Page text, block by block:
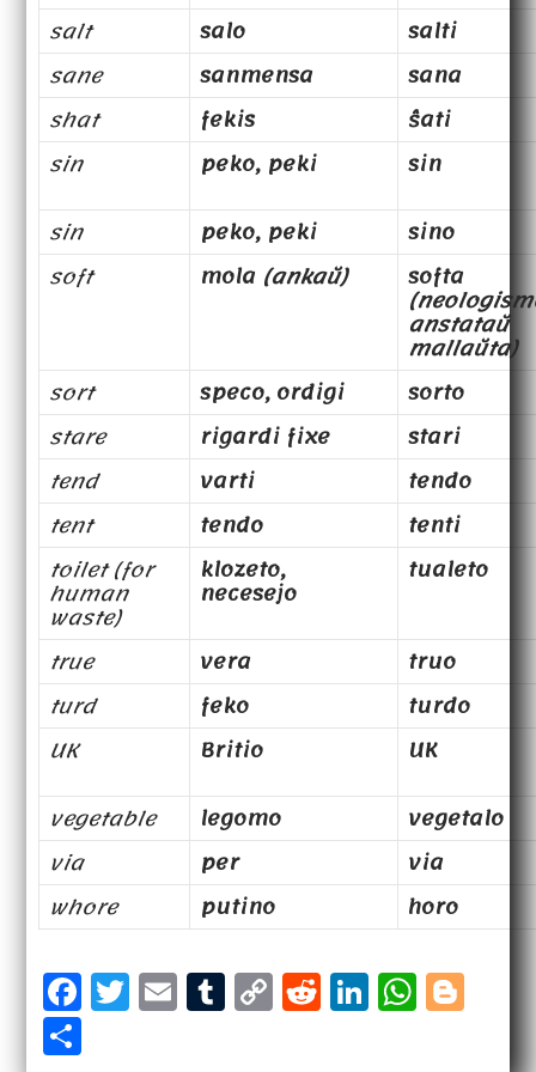
salt
salo
salti
sane
sanmensa
sana
shat
fekis
ŝati
sin
peko, peki
sin
sin
peko, peki
sino
soft
mola (ankaŭ) softa
anstataŭ
mallaŭta)
sort
speco, ordigi
sorto
stare
rigardi fixe
stari
tend
varti
tendo
tent
tendo
tenti
toilet (for
human
waste)
klozeto,
necesejo
tualeto
true vera
truo
turd
feko
turdo
UK
Britio
UK
vegetable
legomo
vegetalo
via
per
via
whore
putino horo
F
a T
w E
mT
u C
o R
e Li
n W
h
S